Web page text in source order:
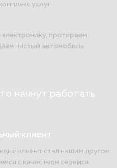
услуг
электронику, протираем
чистый автомобиль
начнут работать
клиент
клиент стал нашим другом.
с качеством сервиса